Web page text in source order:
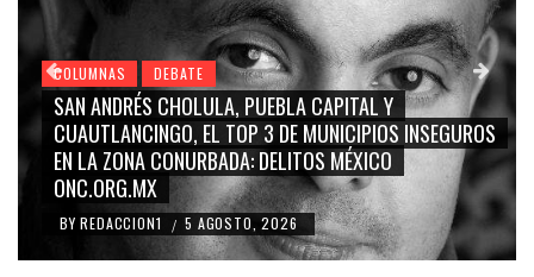
COLUMNAS DEBATE
GRACE PALOMARES, NAY SALVATORI, SERGIO MAYER,
CARMEN SALINAS “LA CORCHOLATA”, CUAUHTÉMOC
BLANCO, SILVIA PINAL: LA TRIVIALIZACIÓN Y
RIDICULIZACIÓN DE LA REPRESENTACIÓN CIUDADANA
BY REDACCION1 / 4 AGOSTO, 2026